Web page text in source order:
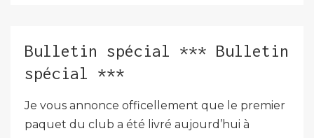
Bulletin spécial *** Bulletin
spécial ***
Je vous annonce officellement que le premier
paquet du club a été livré aujourd’hui à